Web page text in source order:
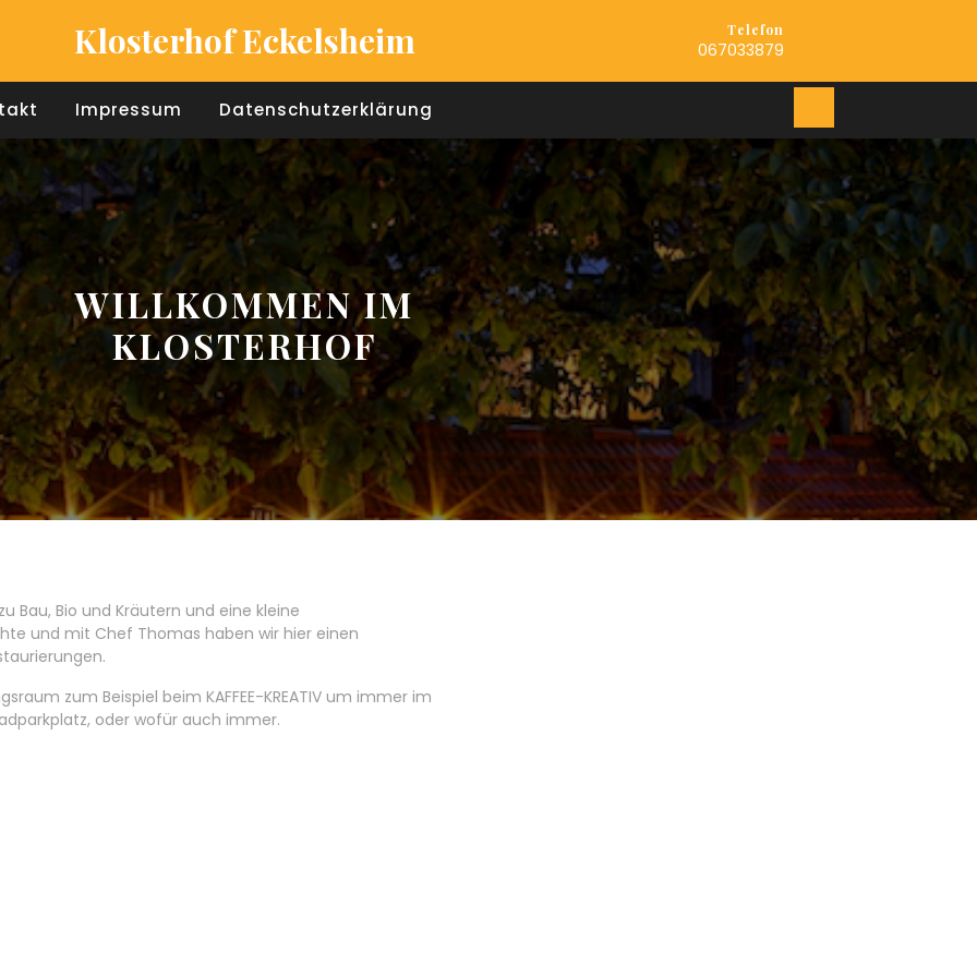
Klosterhof Eckelsheim Telefon
067033879
Impressum Datenschutzerklärung
Bau, Bio und Kräutern und eine kleine
und mit Chef Thomas haben wir hier einen
zum Beispiel beim KAFFEE-KREATIV um immer im
oder wofür auch immer.